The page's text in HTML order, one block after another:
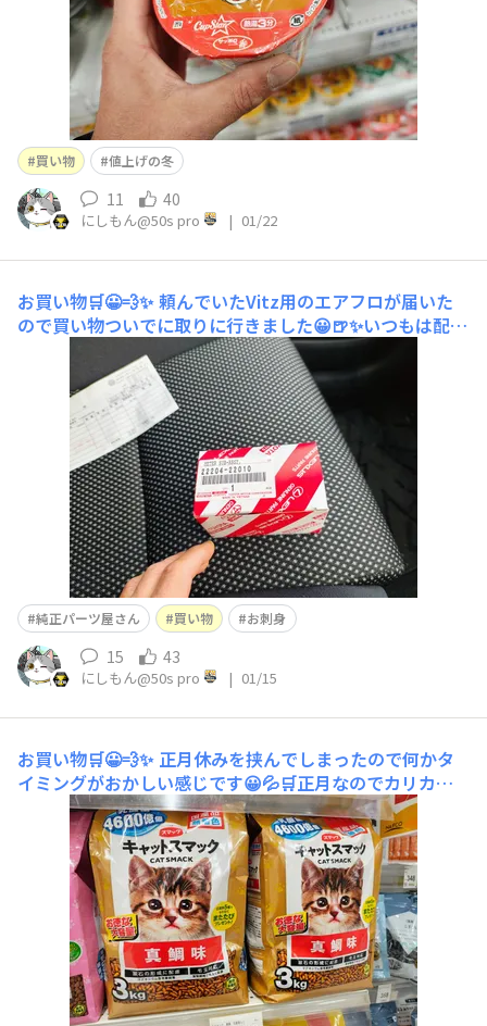
買い物 値上げの冬
11 40
にしもん@50s pro | 01/22
お買い物🛒😀💨✨頼んでいたVitz用のエアフロが届いた
ので買い物ついでに取りに行きました😀🍺✨いつもは配達
してくれるのですが、帰って直ぐに交換したかったので、
久し振りにお店に行きました😀💦恐らく、、一見さんは
絶対に入らないお店です😀💦 もしパーツ屋さんに行くな
ら車検証持って行くことを強くお勧めします😱車体
純正パーツ屋さん 買い物 お刺身
15 43
にしもん@50s pro | 01/15
お買い物🛒😀💨✨ 正月休みを挟んでしまったので何かタ
イミングがおかしい感じです😀💦🛒正月なのでカリカリ
も一番人気の真鯛味にしました💥😺⁉️✨ しるこサンドに新
たな味が😀💥⁉️とりあえず購入🛒エリーゼの高級版💥😀⁉️
バキッと❓️購入🛒お菓子は大体こんなもんでしょう💥😀⁉️
まだ3日位しか仕事してませんし💧&nb